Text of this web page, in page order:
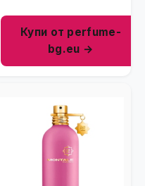
Купи от perfume-
bg.eu →